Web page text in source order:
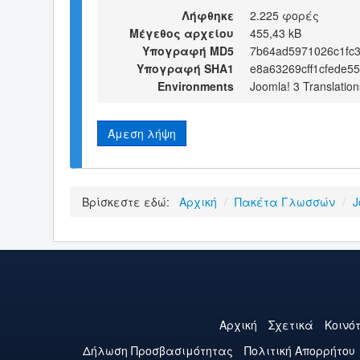
Λήφθηκε
2.225 φορές
Μέγεθος αρχείου
455,43 kB
Υπογραφή MD5
Υπογραφή SHA1
Environments
Joomla! 3
Άμεση λήψη
Βρίσκεστε εδώ: Αρχική / Πακέτα Γλωσσών /
Αρχική Σχετικά
Δήλωση Προσβασιμότητας
Πολιτική Aπορρήτου